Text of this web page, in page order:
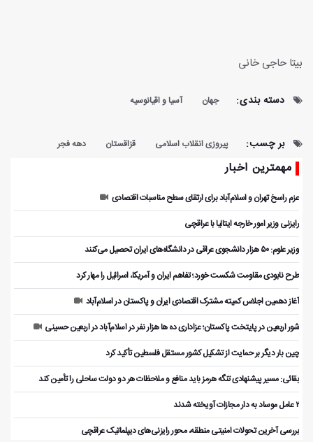
بیتا حاجی خانی
دسته بندی: جهان آسیا و اقیانوسیه
بر چسب: پیروزی انقلاب اسلامی قزاقستان دهه فجر
مهمترین اخبار
عزم راسخ تهران و اسلام‌آباد برای ارتقای سطح مناسبات اقتصادی
رایزنی وزیر امور خارجه ایتالیا با عراقچی
وزیر علوم: ۵۰ هزار دانشجوی عراقی در دانشگاه‌های ایران تحصیل می‌کنند
طرح نابودی مقاومت شکست خورد؛ تفاهم ایران و آمریکا، اسرائیل را مهار کرد
آغاز دهمین اجلاس کمیته مشترک اقتصادی ایران و پاکستان در اسلام‌آباد
شور اربعین در پایتخت پاکستان؛ عزاداری ده ها هزار نفر در اسلام‌آباد در اربعین حسینی
چین بار دیگر بر حمایت از تشکیل کشور مستقل فلسطین تأکید کرد
بقائی: مسیر پیشنهادی تنگه هرمز باید منافع و ملاحظات هر دو دولت ساحلی را تأمین کند
۲ عامل موساد به دار مجازات آویخته شدند
بررسی آخرین تحولات امنیتی منطقه، محور رایزنی‌های دیپلماتیک عراقچی